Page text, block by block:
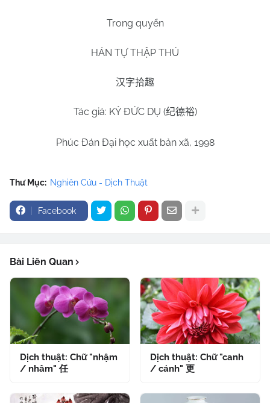
Trong quyển
HÁN TỰ THẬP THÚ
汉字拾趣
Tác giả: KỶ ĐỨC DỤ (纪德裕)
Phúc Đán Đại học xuất bản xã, 1998
Thư Mục: Nghiên Cứu - Dịch Thuật
Facebook
Bài Liên Quan
Dịch thuật: Chữ "nhậm
/ nhâm" 任
Dịch thuật: Chữ "canh
/ cánh" 更